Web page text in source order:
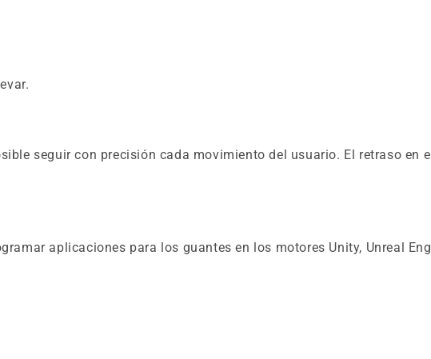
seguir con precisión cada movimiento del usuario. El retraso en
aplicaciones para los guantes en los motores Unity, Unreal